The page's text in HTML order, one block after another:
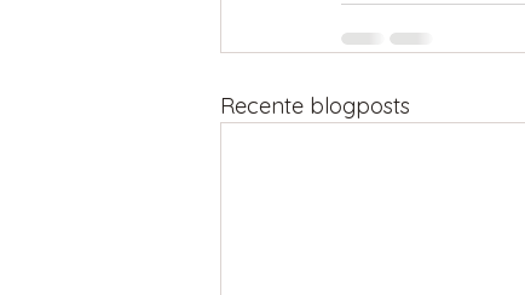
Recente blogposts